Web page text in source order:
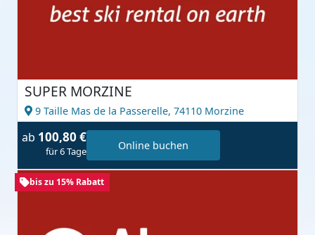
SUPER MORZINE
9 Taille Mas de la Passerelle, 74110 Morzine
ab 100,80 €
für 6 Tage Online buchen
bis zu 15% Rabatt